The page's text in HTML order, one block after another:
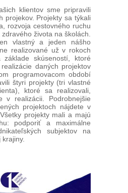
klientov sme pripravili
projekov. Projekty sa týkali
rozvoja cestovného ruchu
života na školách.
vlastný a jeden nášho
realizované už v rokoch
skúseností, ktoré
daných projektov
programovacom období
štyri projekty (tri vlastné
ktoré sa realizovali,
v realizácii. Podrobnejšie
projektoch nájdete v
projekty mali a majú
podporiť a maximálne
subjektov na
krajiny.